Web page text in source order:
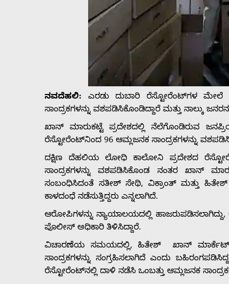
Advertise
Contact
ನವದೆಹಲಿ: ಎರಡು ದುಬಾರಿ ರೆಸ್ಟೋರೆಂಟ್‌ಗಳ ಮೇಲೆ
ಸಾಂದ್ರಕಗಳನ್ನು ವಶಪಡಿಸಿಕೊಂಡಿದ್ದಾರೆ ಮತ್ತು ನಾಲ್ಕು
ಖಾನ್ ಮಾರುಕಟ್ಟೆ ಪ್ರದೇಶದಲ್ಲಿ ನೆಲೆಗೊಂಡಿರುವ
ರೆಸ್ಟೋರೆಂಟ್‌ನಿಂದ 96 ಆಮ್ಲಜನಕ ಸಾಂದ್ರಕಗಳನ್ನು
ದಕ್ಷಿಣ ದೆಹಲಿಯ ಲೋಧಿ ಕಾಲೋನಿ ಪ್ರದೇಶದ
ಸಾಂದ್ರಕಗಳನ್ನು ವಶಪಡಿಸಿಕೊಂಡ ನಂತರ
ಸಂಬಂಧಿಸಿದಂತೆ ಸತೀಶ್ ಸೇಥಿ, ವಿಕ್ರಾಂತ್ ಮತ್ತು
ಕಾಳದಂಧೆ ನಡೆಸುತ್ತಿದ್ದರು ಎನ್ನಲಾಗಿದೆ.
ಆರೋಪಿಗಳನ್ನು ನ್ಯಾಯಾಲಯದಲ್ಲಿ
ಪೊಲೀಸ್ ಅಧಿಕಾರಿ ತಿಳಿಸಿದ್ದಾರೆ.
ವಿಚಾರಣೆಯ ಸಮಯದಲ್ಲಿ, ಹಿತೇಶ್ ಖಾನ್ ಮಾರ್ಕೆಟ್
ಸಾಂದ್ರಕಗಳನ್ನು ಸಂಗ್ರಹಿಸಲಾಗಿದೆ ಎಂದು
ರೆಸ್ಟೋರೆಂಟ್‌ನಲ್ಲಿ ದಾಳಿ ನಡೆಸಿ ಒಂಬತ್ತು ಆಮ್ಲಜನಕ